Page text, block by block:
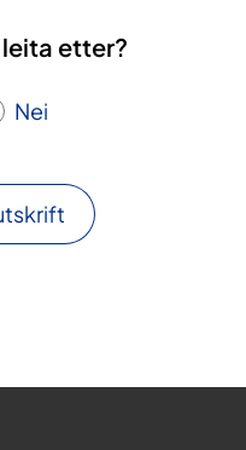
etter?
Nei